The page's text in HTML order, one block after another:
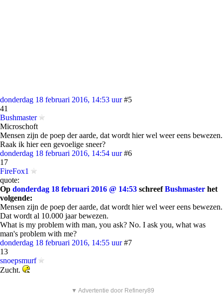
donderdag 18 februari 2016, 14:53 uur #5
41
Bushmaster
Microschoft
Mensen zijn de poep der aarde, dat wordt hier wel weer eens bewezen.
Raak ik hier een gevoelige sneer?
donderdag 18 februari 2016, 14:54 uur #6
17
FireFox1
quote:
Op donderdag 18 februari 2016 @ 14:53 schreefBushmaster het
volgende:
Mensen zijn de poep der aarde, dat wordt hier wel weer eens bewezen.
Dat wordt al 10.000 jaar bewezen.
What is my problem with man, you ask? No. I ask you, what was
man's problem with me?
donderdag 18 februari 2016, 14:55 uur #7
13
snoepsmurf
Zucht.
▼ Advertentie door Refinery89